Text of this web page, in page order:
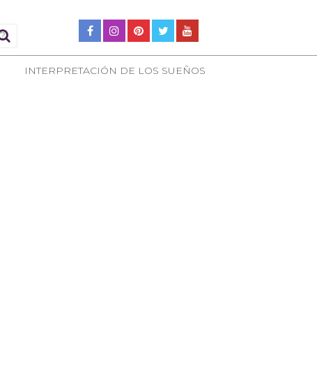
INTERPRETACIÓN DE LOS SUEÑOS